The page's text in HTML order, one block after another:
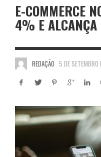
E-COMMERCE
4% E
REDAÇÃO 5 DE